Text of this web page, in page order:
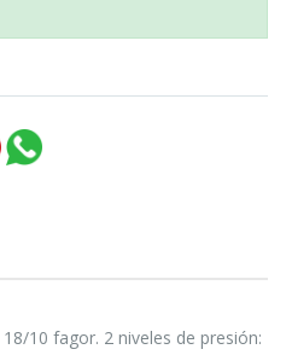
10 fagor. 2 niveles de presión: